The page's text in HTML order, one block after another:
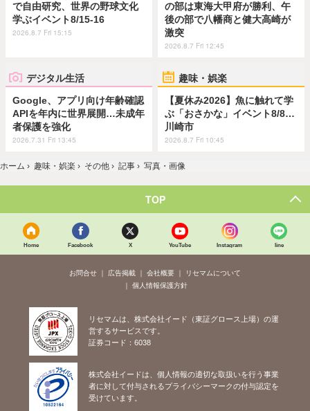
で自由研究、世界の野球文化
学ぶイベント8/15-16
2026.8.7 Fri 15:15
の部は東海大甲府が勝利、午
後の部で八幡商と健大高崎が
激突
2026.8.7 Fri 12:45
デジタル生活
Google、アプリ向け年齢確認
APIを年内に世界展開…未成年
者保護を強化
2026.7.31 Fri 13:45
趣味・娯楽
【夏休み2026】魚に触れて学
ぶ「おさかな」イベント8/8…
川崎市
2026.8.7 Fri 10:45
ホーム › 趣味・娯楽 › その他 › 記事 › 写真・画像
TOP
Home Facebook X YouTube Instagram line
お問合せ 広告掲載 会社概要
リセマムについて
個人情報保護方針
リセマムは、株式会社イード（東証グロース上場）の運
営するサービスです。
証券コード：6038
株式会社イードは、個人情報の適切な取扱いを行う事業
者に対して付与されるプライバシーマークの付与認定を
受けています。